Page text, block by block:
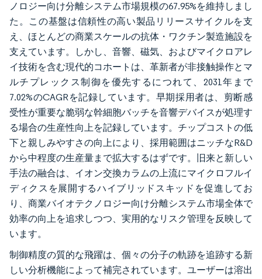
ノロジー向け分離システム市場規模の67.95%を維持しまし
た。この基盤は信頼性の高い製品リリースサイクルを支
え、ほとんどの商業スケールの抗体・ワクチン製造施設を
支えています。しかし、音響、磁気、およびマイクロアレ
イ技術を含む現代的コホートは、革新者が非接触操作とマ
ルチプレックス制御を優先するにつれて、2031年まで
7.02%のCAGRを記録しています。早期採用者は、剪断感
受性が重要な脆弱な幹細胞バッチを音響デバイスが処理す
る場合の生産性向上を記録しています。チップコストの低
下と親しみやすさの向上により、採用範囲はニッチなR&D
から中程度の生産量まで拡大するはずです。旧来と新しい
手法の融合は、イオン交換カラムの上流にマイクロフルイ
ディクスを展開するハイブリッドスキッドを促進してお
り、商業バイオテクノロジー向け分離システム市場全体で
効率の向上を追求しつつ、実用的なリスク管理を反映して
います。
制御精度の質的な飛躍は、個々の分子の軌跡を追跡する新
しい分析機能によって補完されています。ユーザーは溶出